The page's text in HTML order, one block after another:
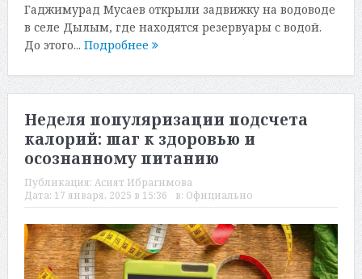
Гаджимурад Мусаев открыли задвижку на водоводе
в селе Дылым, где находятся резервуары с водой.
До этого... Подробнее
Неделя популяризации подсчета
калорий: шаг к здоровью и
осознанному питанию
Публикация: Асият Ибрагимова
Дата: 17 января, 2025 в 15:36 в: Официально